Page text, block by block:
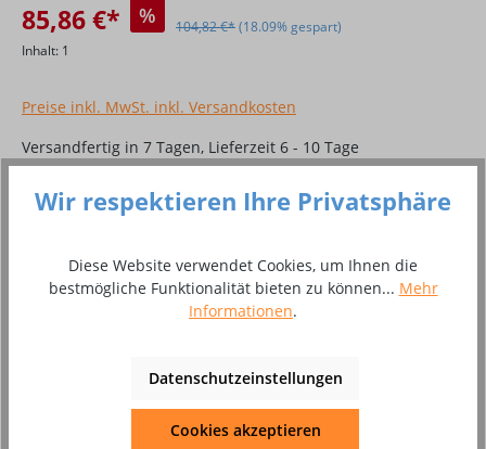
85,86 €* % 104,82 €*(18.09% gespart)
Inhalt: 1
Preise inkl. MwSt. inkl. Versandkosten
Versandfertig in 7 Tagen, Lieferzeit 6 - 10 Tage
Produkt Anzahl: Gib den gewünschten
In den Warenkorb
Zum Merkzettel hinzufügen
Wir respektieren Ihre Privatsphäre
Diese Website verwendet Cookies, um Ihnen die
bestmögliche Funktionalität bieten zu können... Mehr
Informationen.
Datenschutzeinstellungen
Cookies akzeptieren